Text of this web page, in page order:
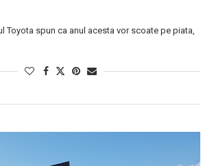
Toyota spun ca anul acesta vor scoate pe piata,